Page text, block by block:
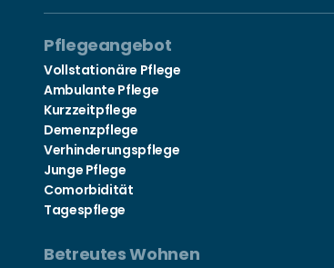
Pflegeangebot
Vollstationäre Pflege
Ambulante Pflege
Kurzzeitpflege
Demenzpflege
Verhinderungspflege
Junge Pflege
Comorbidität
Tagespflege
Betreutes Wohnen